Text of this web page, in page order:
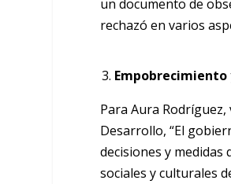
un documento de
rechazó en varios
Empobrecimiento
Para Aura
Desarrollo, “El
decisiones y
sociales y culturales